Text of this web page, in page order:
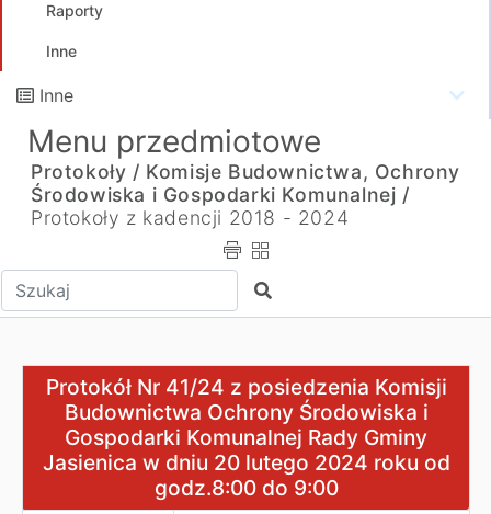
Raporty
Inne
Inne
Menu przedmiotowe
Protokoły / Komisje Budownictwa, Ochrony
Środowiska i Gospodarki Komunalnej /
Protokoły z kadencji 2018 - 2024
Wpisz tekst do wyszukania Szukaj
Protokół Nr 41/24 z posiedzenia Komisji
Protokół Nr 41/24 z posiedzenia Komisji
Budownictwa Ochrony Środowiska i
Gospodarki Komunalnej Rady Gminy
Jasienica w dniu 20 lutego 2024 roku od
godz.8:00 do 9:00